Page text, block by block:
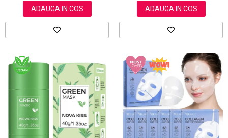
ADAUGA IN COS ADAUGA IN COS